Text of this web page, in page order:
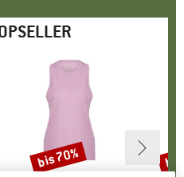
Rabatt
bis 70%